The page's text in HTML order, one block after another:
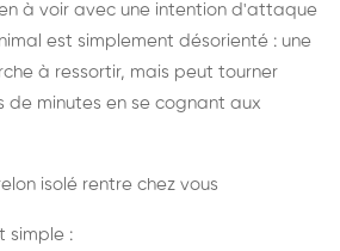
à voir avec une intention d'attaque
est simplement désorienté : une
à ressortir, mais peut tourner
de minutes en se cognant aux
isolé rentre chez vous
simple :